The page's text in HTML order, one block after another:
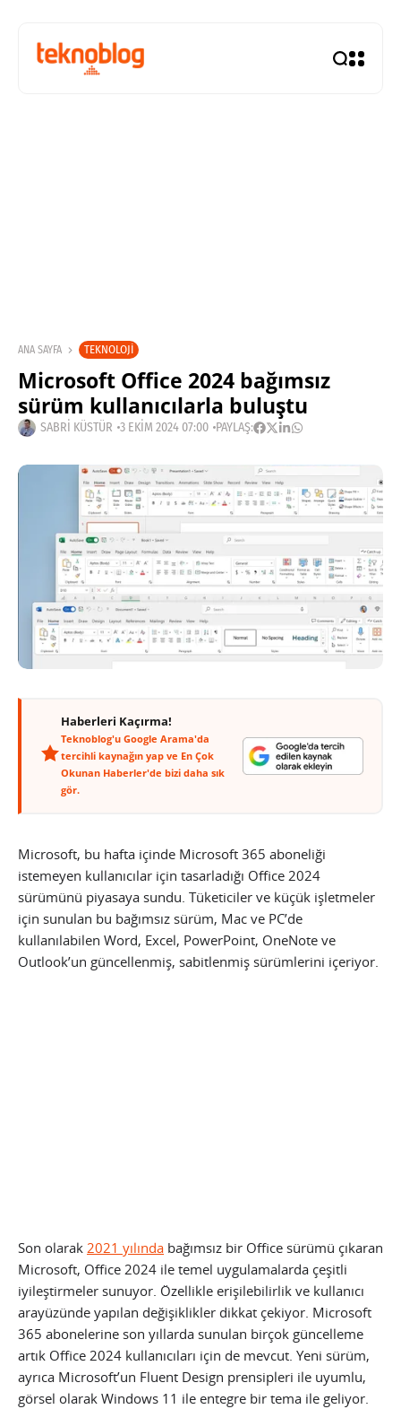
ANA SAYFA TEKNOLOJI
Microsoft Office 2024 bağımsız
sürüm kullanıcılarla buluştu
SABRI KÜSTÜR 3 EKIM 2024 07:00 PAYLAŞ:
Haberleri Kaçırma!
Teknoblog'u Google Arama'da
tercihli kaynağın yap ve En Çok
Okunan Haberler'de bizi daha sık
gör.
Microsoft, bu hafta içinde Microsoft 365 aboneliği
istemeyen kullanıcılar için tasarladığı Office 2024
sürümünü piyasaya sundu. Tüketiciler ve küçük işletmeler
için sunulan bu bağımsız sürüm, Mac ve PC’de
kullanılabilen Word, Excel, PowerPoint, OneNote ve
Outlook’un güncellenmiş, sabitlenmiş sürümlerini içeriyor.
Son olarak 2021 yılında bağımsız bir Office sürümü çıkaran
Microsoft, Office 2024 ile temel uygulamalarda çeşitli
iyileştirmeler sunuyor. Özellikle erişilebilirlik ve kullanıcı
arayüzünde yapılan değişiklikler dikkat çekiyor. Microsoft
365 abonelerine son yıllarda sunulan birçok güncelleme
artık Office 2024 kullanıcıları için de mevcut. Yeni sürüm,
ayrıca Microsoft’un Fluent Design prensipleri ile uyumlu,
görsel olarak Windows 11 ile entegre bir tema ile geliyor.